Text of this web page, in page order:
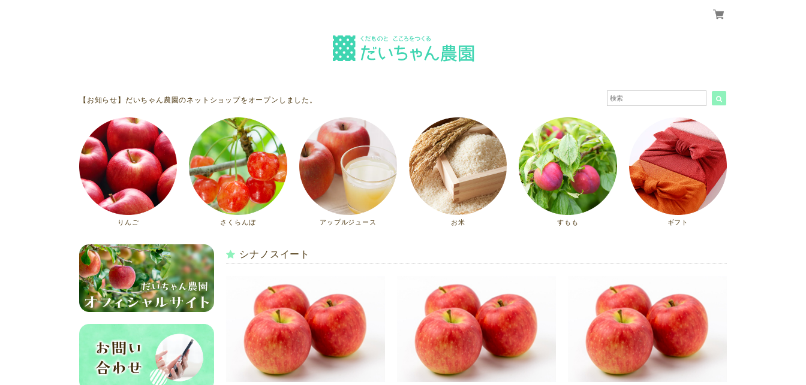
【お知らせ】だいちゃん農園のネットショップをオープンしました。
りんご さくらんぼ アップルジュース お米 すもも ギフト
シナノスイート